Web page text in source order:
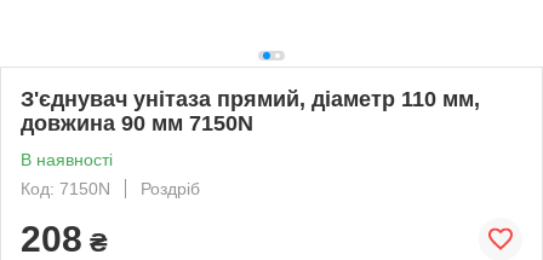
З'єднувач унітаза прямий, діаметр 110 мм,
довжина 90 мм 7150N
В наявності
Код: 7150N
Роздріб
208 ₴